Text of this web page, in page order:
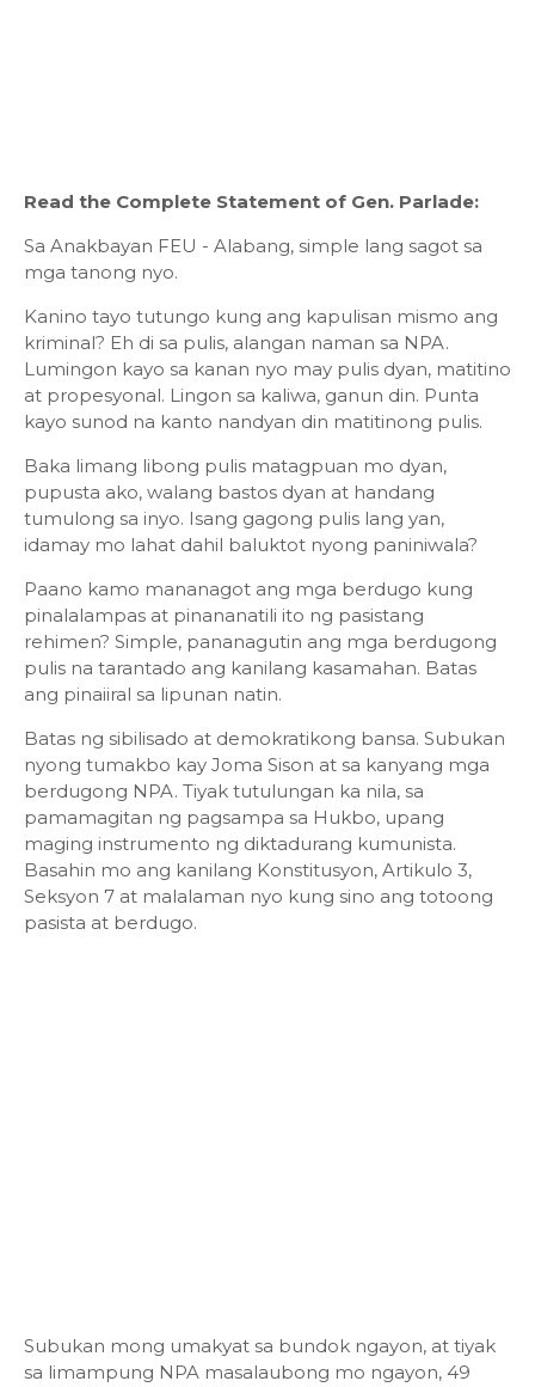
Read the Complete Statement of Gen. Parlade:
Sa Anakbayan FEU - Alabang, simple lang sagot sa
mga tanong nyo.
Kanino tayo tutungo kung ang kapulisan mismo ang
kriminal? Eh di sa pulis, alangan naman sa NPA.
Lumingon kayo sa kanan nyo may pulis dyan, matitino
at propesyonal. Lingon sa kaliwa, ganun din. Punta
kayo sunod na kanto nandyan din matitinong pulis.
Baka limang libong pulis matagpuan mo dyan,
pupusta ako, walang bastos dyan at handang
tumulong sa inyo. Isang gagong pulis lang yan,
idamay mo lahat dahil baluktot nyong paniniwala?
Paano kamo mananagot ang mga berdugo kung
pinalalampas at pinananatili ito ng pasistang
rehimen? Simple, pananagutin ang mga berdugong
pulis na tarantado ang kanilang kasamahan. Batas
ang pinaiiral sa lipunan natin.
Batas ng sibilisado at demokratikong bansa. Subukan
nyong tumakbo kay Joma Sison at sa kanyang mga
berdugong NPA. Tiyak tutulungan ka nila, sa
pamamagitan ng pagsampa sa Hukbo, upang
maging instrumento ng diktadurang kumunista.
Basahin mo ang kanilang Konstitusyon, Artikulo 3,
Seksyon 7 at malalaman nyo kung sino ang totoong
pasista at berdugo.
Subukan mong umakyat sa bundok ngayon, at tiyak
sa limampung NPA masalaubong mo ngayon, 49